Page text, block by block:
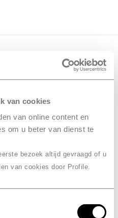
van cookies
van online content en
om u beter van dienst te
bezoek altijd gevraagd of u
van cookies door Profile.